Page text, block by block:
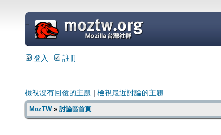
=
登入 註冊
檢視沒有回覆的主題 檢視最近討論的主題
MozTW» 討論區首頁